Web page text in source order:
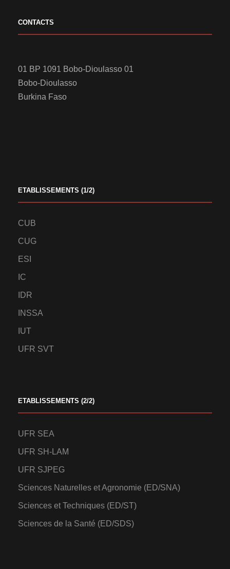
CONTACTS
01 BP 1091 Bobo-Dioulasso 01
Bobo-Dioulasso
Burkina Faso
ETABLISSEMENTS (1/2)
CUB
CUG
ESI
IC
IDR
INSSA
IUT
UFR SVT
ETABLISSEMENTS (2/2)
UFR SEA
UFR SH-LAM
UFR SJPEG
Sciences Naturelles et Agronomie (ED/SNA)
Sciences et Techniques (ED/ST)
Sciences de la Santé (ED/SDS)